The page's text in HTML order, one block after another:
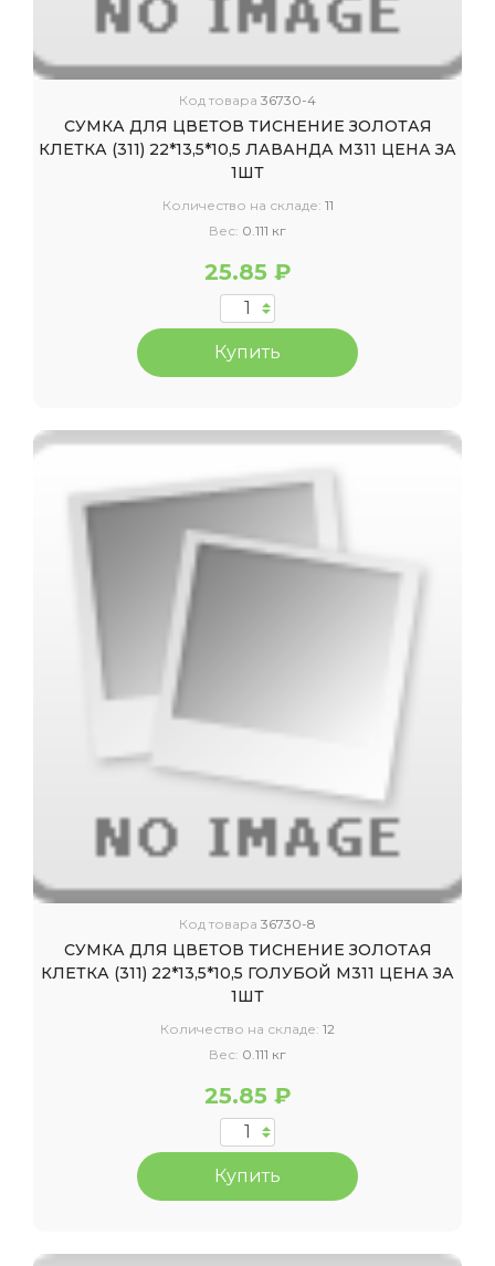
Код товара 36730-4
СУМКА ДЛЯ ЦВЕТОВ ТИСНЕНИЕ ЗОЛОТАЯ
КЛЕТКА (311) 22*13,5*10,5 ЛАВАНДА М311 ЦЕНА ЗА
1ШТ
Количество на складе: 11
Вес: 0.111 кг
25.85 ₽
Купить
Код товара 36730-8
СУМКА ДЛЯ ЦВЕТОВ ТИСНЕНИЕ ЗОЛОТАЯ
КЛЕТКА (311) 22*13,5*10,5 ГОЛУБОЙ М311 ЦЕНА ЗА
1ШТ
Количество на складе: 12
Вес: 0.111 кг
25.85 ₽
Купить